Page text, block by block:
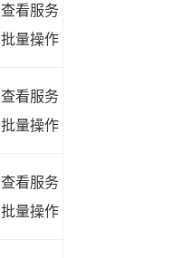
查看服务
批量操作
查看服务
批量操作
查看服务
批量操作